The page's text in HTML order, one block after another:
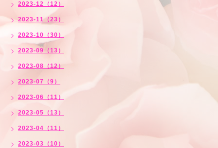
2023-12（12）
2023-11（23）
2023-10（30）
2023-09（13）
2023-08（12）
2023-07（9）
2023-06（11）
2023-05（13）
2023-04（11）
2023-03（10）